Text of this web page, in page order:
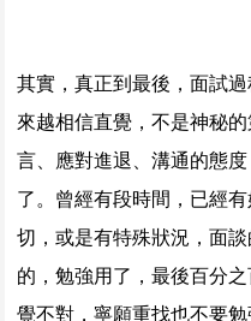
其實，真正到最後，面試
來越相信直覺，不是神秘
言、應對進退、溝通的態
了。曾經有段時間，已經
切，或是有特殊狀況，面
的，勉強用了，最後百分
覺不對，寧願重找也不要